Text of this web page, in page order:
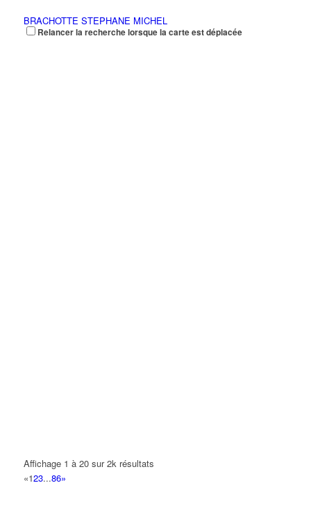
BRACHOTTE STEPHANE MICHEL
11 Rue Georges Sand 93420 VILLEPINTE 0.18 km
LEROY JEAN BAPTISTE
2 Allée Louis Jouvet 93420 VILLEPINTE
Relancer la recherche lorsque la carte est déplacée
Affichage 1 à 20 sur 2k résultats
«123...86»